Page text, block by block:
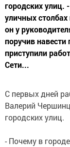
городских улиц.
уличных столбах
он у
поручив
приступили
Сети...
С первых дней
Валерий
городских улиц.
- Почему в